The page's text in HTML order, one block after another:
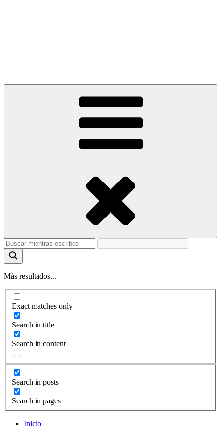
Más resultados...
Exact matches only
Search in title
Search in content
Search in posts
Search in pages
Inicio